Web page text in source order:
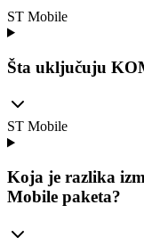
ST Mobile
Šta uključuju
ST Mobile
Koja je razlika
Mobile paketa?